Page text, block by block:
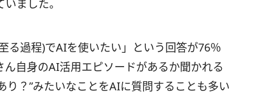
ました。
る過程)でAIを使いたい」という回答が76％
自身のAI活用エピソードがあるか聞かれる
り？”みたいなことをAIに質問することも多い